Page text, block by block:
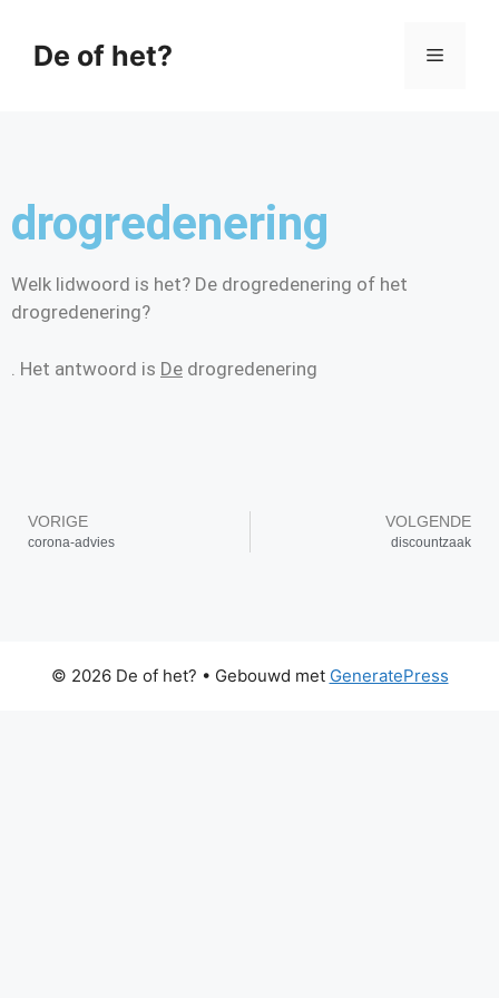
De of het?
drogredenering
Welk lidwoord is het? De drogredenering of het
drogredenering?
. Het antwoord is De drogredenering
VORIGE
corona-advies
VOLGENDE
discountzaak
© 2026 De of het? • Gebouwd met GeneratePress